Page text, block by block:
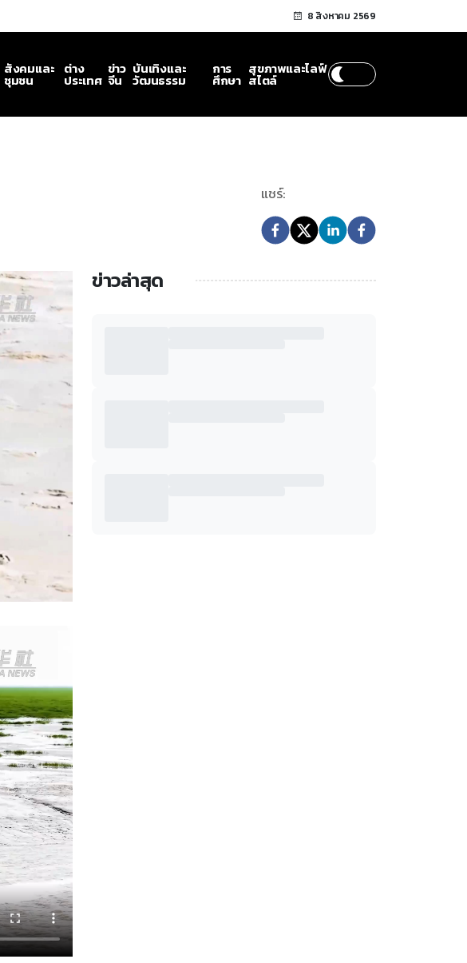
8 สิงหาคม 2569
สังคมและ
ชุมชน
ต่าง
ประเทศ
ข่าว
จีน
บันเทิงและ
วัฒนธรรม
การ
ศึกษา
สุขภาพและไลฟ์
สไตล์
แชร์:
ข่าวล่าสุด